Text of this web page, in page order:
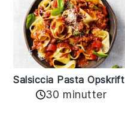
Salsiccia Pasta Opskrift
30 minutter